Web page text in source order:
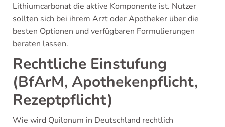
Lithiumcarbonat die aktive Komponente ist. Nutzer
sollten sich bei ihrem Arzt oder Apotheker über die
besten Optionen und verfügbaren Formulierungen
beraten lassen.
Rechtliche Einstufung
(BfArM, Apothekenpflicht,
Rezeptpflicht)
Wie wird Quilonum in Deutschland rechtlich